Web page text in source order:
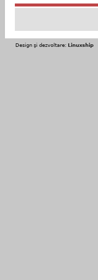
Design şi dezvoltare: Linuxship